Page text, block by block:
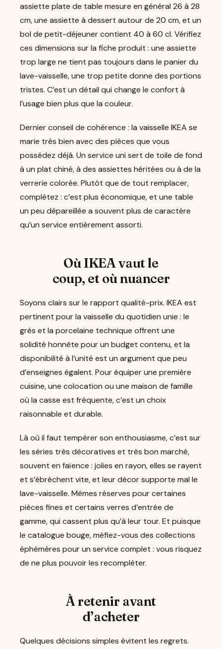
assiette plate de table mesure en général 26 à 28
cm, une assiette à dessert autour de 20 cm, et un
bol de petit-déjeuner contient 40 à 60 cl. Vérifiez
ces dimensions sur la fiche produit : une assiette
trop large ne tient pas toujours dans le panier du
lave-vaisselle, une trop petite donne des portions
tristes. C’est un détail qui change le confort à
l’usage bien plus que la couleur.
Dernier conseil de cohérence : la vaisselle IKEA se
marie très bien avec des pièces que vous
possédez déjà. Un service uni sert de toile de fond
à un plat chiné, à des assiettes héritées ou à de la
verrerie colorée. Plutôt que de tout remplacer,
complétez : c’est plus économique, et une table
un peu dépareillée a souvent plus de caractère
qu’un service entièrement assorti.
Où IKEA vaut le
coup, et où nuancer
Soyons clairs sur le rapport qualité-prix. IKEA est
pertinent pour la vaisselle du quotidien unie : le
grès et la porcelaine technique offrent une
solidité honnête pour un budget contenu, et la
disponibilité à l’unité est un argument que peu
d’enseignes égalent. Pour équiper une première
cuisine, une colocation ou une maison de famille
où la casse est fréquente, c’est un choix
raisonnable et durable.
Là où il faut tempérer son enthousiasme, c’est sur
les séries très décoratives et très bon marché,
souvent en faïence : jolies en rayon, elles se rayent
et s’ébrèchent vite, et leur décor supporte mal le
lave-vaisselle. Mêmes réserves pour certaines
pièces fines et certains verres d’entrée de
gamme, qui cassent plus qu’à leur tour. Et puisque
le catalogue bouge, méfiez-vous des collections
éphémères pour un service complet : vous risquez
de ne plus pouvoir les recompléter.
À retenir avant
d’acheter
Quelques décisions simples évitent les regrets.